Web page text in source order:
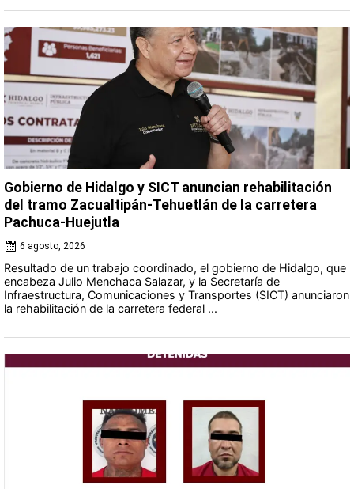
Gobierno de Hidalgo y SICT anuncian rehabilitación
del tramo Zacualtipán-Tehuetlán de la carretera
Pachuca-Huejutla
6 agosto, 2026
Resultado de un trabajo coordinado, el gobierno de Hidalgo, que
encabeza Julio Menchaca Salazar, y la Secretaría de
Infraestructura, Comunicaciones y Transportes (SICT) anunciaron
la rehabilitación de la carretera federal ...